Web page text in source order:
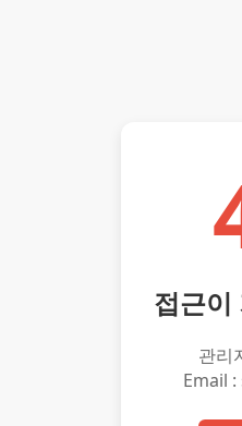
접근이
관리
Email